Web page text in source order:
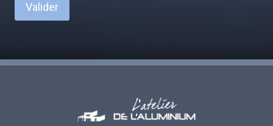
Valider